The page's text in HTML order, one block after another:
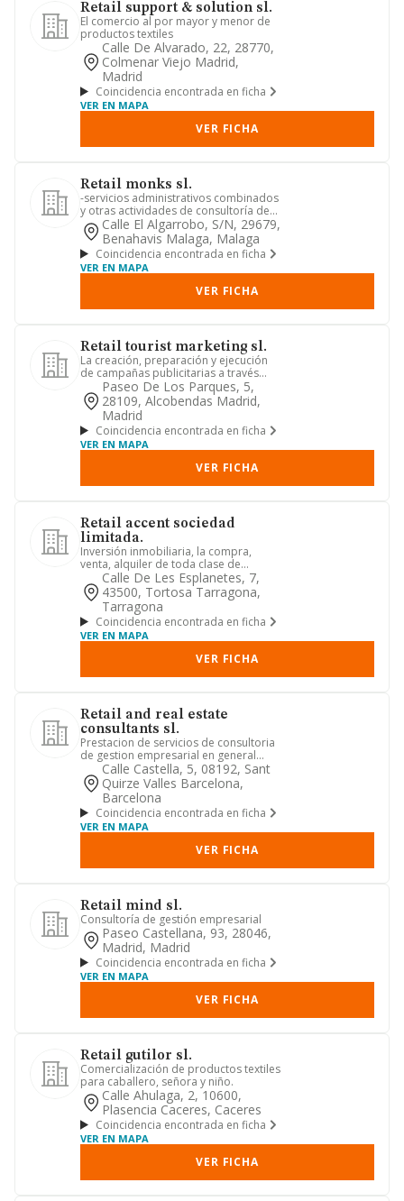
Retail support & solution sl.
El comercio al por mayor y menor de
productos textiles
Calle De Alvarado, 22, 28770,
Colmenar Viejo Madrid,
Madrid
Coincidencia encontrada en ficha
VER EN MAPA
VER FICHA
Retail monks sl.
-servicios administrativos combinados
y otras actividades de consultoría de
gestión empresarial. co...
Calle El Algarrobo, S/n, 29679,
Benahavis Malaga, Malaga
Coincidencia encontrada en ficha
VER EN MAPA
VER FICHA
Retail tourist marketing sl.
La creación, preparación y ejecución
de campañas publicitarias a través
detodos los medios de difus...
Paseo De Los Parques, 5,
28109, Alcobendas Madrid,
Madrid
Coincidencia encontrada en ficha
VER EN MAPA
VER FICHA
Retail accent sociedad
limitada.
Inversión inmobiliaria, la compra,
venta, alquiler de toda clase de
inmuebles, tanto urbanos como r...
Calle De Les Esplanetes, 7,
43500, Tortosa Tarragona,
Tarragona
Coincidencia encontrada en ficha
VER EN MAPA
VER FICHA
Retail and real estate
consultants sl.
Prestacion de servicios de consultoria
de gestion empresarial en general
yservicios relativos a la ...
Calle Castella, 5, 08192, Sant
Quirze Valles Barcelona,
Barcelona
Coincidencia encontrada en ficha
VER EN MAPA
VER FICHA
Retail mind sl.
Consultoría de gestión empresarial
Paseo Castellana, 93, 28046,
Madrid, Madrid
Coincidencia encontrada en ficha
VER EN MAPA
VER FICHA
Retail gutilor sl.
Comercialización de productos textiles
para caballero, señora y niño.
Calle Ahulaga, 2, 10600,
Plasencia Caceres, Caceres
Coincidencia encontrada en ficha
VER EN MAPA
VER FICHA